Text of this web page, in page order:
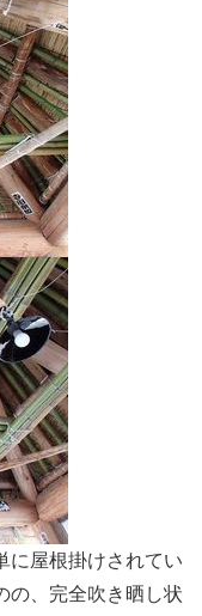
に屋根掛けされてい
の、完全吹き晒し状